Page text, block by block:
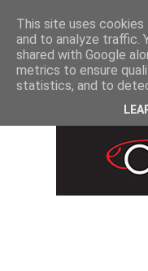
This site uses
and to analyze traffic.
shared with Google
metrics to ensure
statistics, and to